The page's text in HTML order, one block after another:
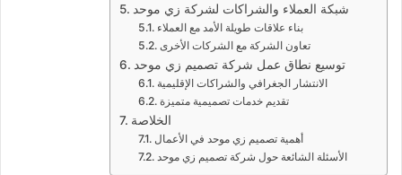
شبكة العملاء والشراكات لشركة زي موحد
بناء علاقات طويلة الأمد مع العملاء
تعاون الشركة مع الشركات الأخرى
توسيع نطاق عمل شركة تصميم زي موحد
الانتشار الجغرافي والشراكات الإقليمية
تقديم خدمات تصميمية متميزة
الخلاصة
أهمية تصميم زي موحد في الأعمال
الأسئلة الشائعة حول شركة تصميم زي موحد